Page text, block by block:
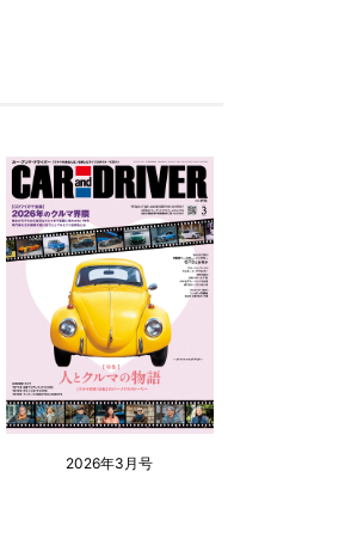
2026年3月号